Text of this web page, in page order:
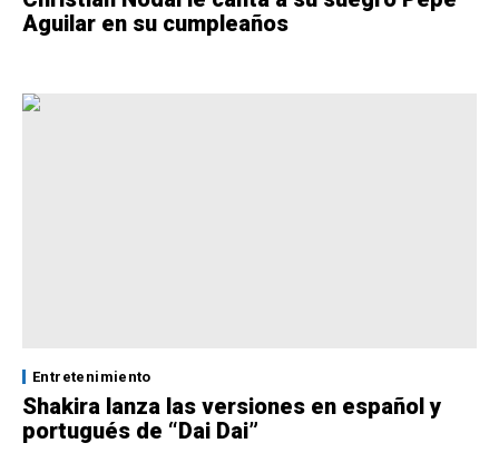
Aguilar en su cumpleaños
Entretenimiento
Shakira lanza las versiones en español y
portugués de “Dai Dai”